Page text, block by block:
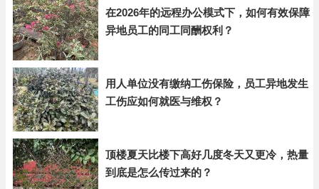
在2026年的远程办公模式下，如何有效保障
异地员工的同工同酬权利？
用人单位没有缴纳工伤保险，员工异地发生
工伤应如何就医与维权？
顶楼夏天比楼下高好几度冬天又更冷，热量
到底是怎么传过来的？